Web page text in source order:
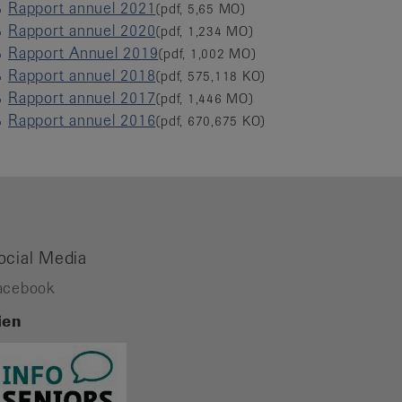
Rapport annuel 2021 (pdf, 5,65 MO)
Rapport annuel 2020(pdf, 1,234 MO)
Rapport Annuel 2019(pdf, 1,002 MO)
Rapport annuel 2018(pdf, 575,118 KO)
Rapport annuel 2017(pdf, 1,446 MO)
Rapport annuel 2016(pdf, 670,675 KO)
Media